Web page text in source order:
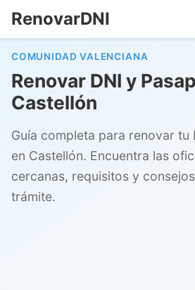
RenovarDNI
COMUNIDAD VALENCIANA
Renovar DNI y
Castellón
Guía completa para renovar
en Castellón. Encuentra las
cercanas, requisitos y
trámite.